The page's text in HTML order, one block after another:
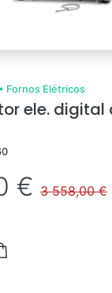
• Fornos Elétricos
ele. digital
€ 3 558,00 €